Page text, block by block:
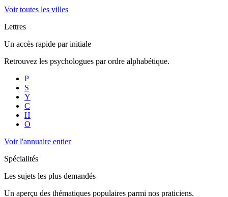
Voir toutes les villes
Lettres
Un accès rapide par initiale
Retrouvez les psychologues par ordre alphabétique.
P
S
Y
C
H
O
Voir l'annuaire entier
Spécialités
Les sujets les plus demandés
Un aperçu des thématiques populaires parmi nos praticiens.